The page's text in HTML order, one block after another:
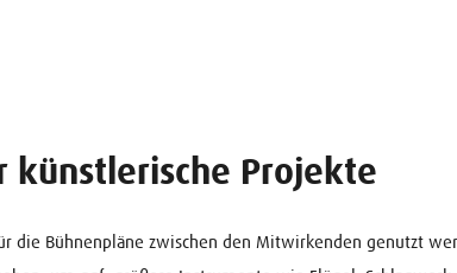
künstlerische Projekte
die Bühnenpläne zwischen den Mitwirkenden genutzt